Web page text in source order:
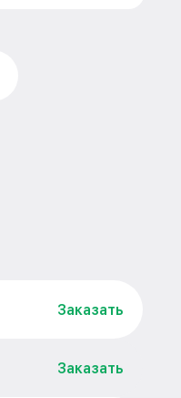
Заказать
Заказать